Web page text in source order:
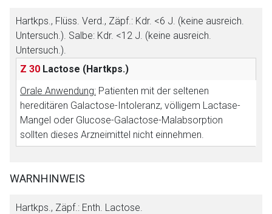
Hartkps., Flüss. Verd., Zäpf.: Kdr. <6 J. (keine ausreich.
Untersuch.). Salbe: Kdr. <12 J. (keine ausreich.
Untersuch.).
Z 30 Lactose (Hartkps.)
Orale Anwendung: Patienten mit der seltenen
hereditären Galactose-Intoleranz, völligem Lactase-
Mangel oder Glucose-Galactose-Malabsorption
sollten dieses Arzneimittel nicht einnehmen.
WARNHINWEIS
Hartkps., Zäpf.: Enth. Lactose.
Datenschutzbestimmungen.
Zurück zur rote-liste.de Zur Seite